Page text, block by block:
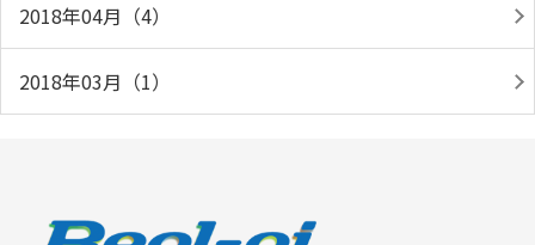
2018年04月（4）
2018年03月（1）